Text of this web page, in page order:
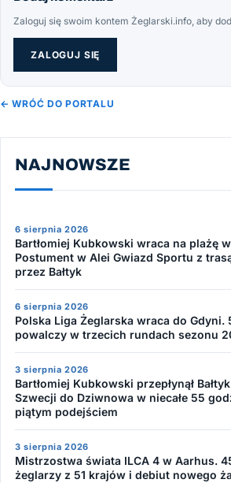
Zaloguj się swoim kontem Żeglarski.info, aby
ZALOGUJ SIĘ
← WRÓĆ DO PORTALU
NAJNOWSZE
6 sierpnia 2026
Bartłomiej Kubkowski wraca na plażę
Postument w Alei Gwiazd Sportu z
przez Bałtyk
6 sierpnia 2026
Polska Liga Żeglarska wraca do Gdyni.
powalczy w trzecich rundach sezonu
3 sierpnia 2026
Bartłomiej Kubkowski przepłynął
Szwecji do Dziwnowa w niecałe 55
piątym podejściem
3 sierpnia 2026
Mistrzostwa świata ILCA 4 w Aarhus.
żeglarzy z 51 krajów i debiut nowego